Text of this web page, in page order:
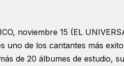
noviembre 15 (EL
uno de los cantantes más
de 20 álbumes de estudio,